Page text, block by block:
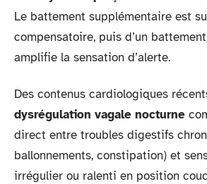
Le battement supplémentaire est
compensatoire, puis d’un
amplifie la sensation d’alerte.
Des contenus cardiologiques
dysrégulation vagale nocturne
direct entre troubles digestifs
ballonnements, constipation) et
irrégulier ou ralenti en position